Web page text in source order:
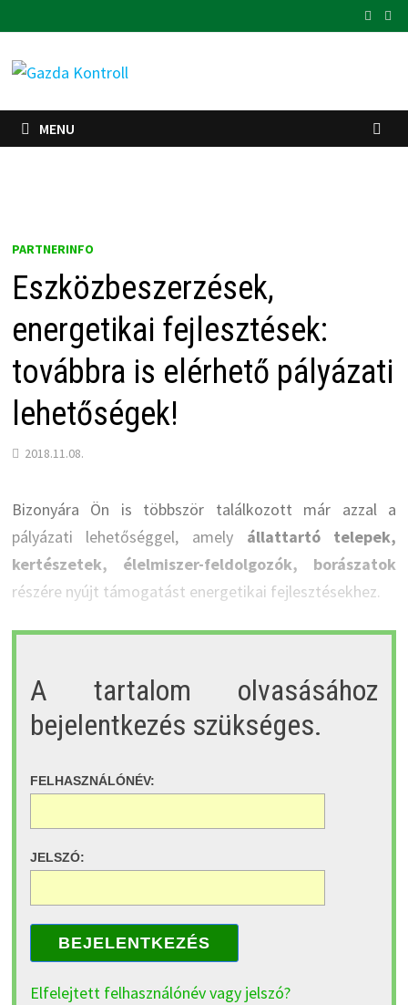
to
content
MENU
PARTNERINFO
Eszközbeszerzések,
energetikai fejlesztések:
továbbra is elérhető pályázati
lehetőségek!
2018.11.08.
Bizonyára Ön is többször találkozott már azzal a
pályázati lehetőséggel, amely állattartó telepek,
kertészetek, élelmiszer-feldolgozók, borászatok
részére nyújt támogatást energetikai fejlesztésekhez.
A tartalom olvasásához
bejelentkezés szükséges.
FELHASZNÁLÓNÉV:
JELSZÓ:
BEJELENTKEZÉS
Elfelejtett felhasználónév vagy jelszó?